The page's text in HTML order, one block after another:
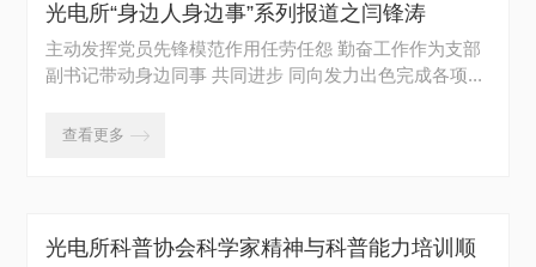
光电所“身边人身边事”系列报道之闫锋涛
主动发挥党员先锋模范作用任劳任怨 勤奋工作作为支部
副书记带动身边同事 共同进步 同向发力出色完成各项...
查看更多 
光电所科普协会科学家精神与科普能力培训顺